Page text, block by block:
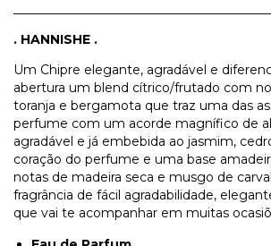
. HANNISHE .
Um Chipre elegante, agradável e
abertura um blend cítrico/frutado com
toranja e bergamota que traz uma das
perfume com um acorde magnífico de
agradável e já embebida ao jasmim,
coração do perfume e uma base
notas de madeira seca e musgo de
fragrância de fácil agradabilidade,
que vai te acompanhar em muitas